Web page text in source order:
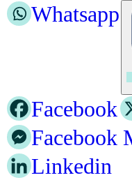
Whatsapp
Facebook
Facebook
Linkedin